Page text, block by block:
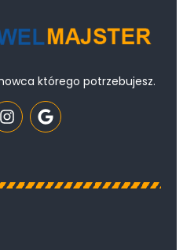
którego potrzebujesz.